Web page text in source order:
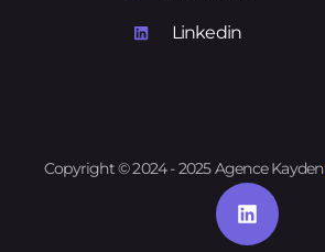
Linkedin
Copyright © 2024 - 2025 Agence Kayden